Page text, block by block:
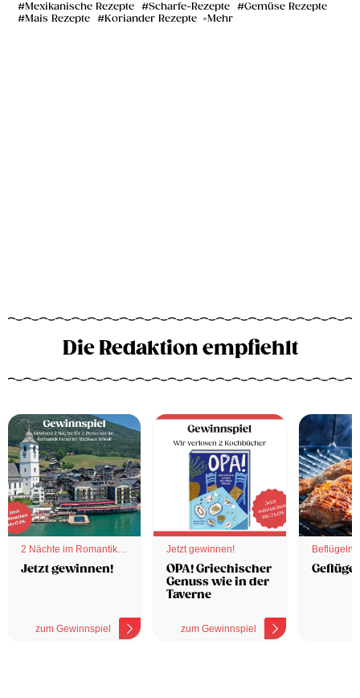
Mexikanische Rezepte Scharfe-Rezepte
Gemüse Rezepte
Mais Rezepte
Koriander Rezepte Mehr
Die Redaktion empfiehlt
2 Nächte im Romantik
Hotel
Jetzt gewinnen!
zum Gewinnspiel
Jetzt gewinnen!
OPA! Griechischer
Genuss wie in der
Taverne
zum Gewinnspiel